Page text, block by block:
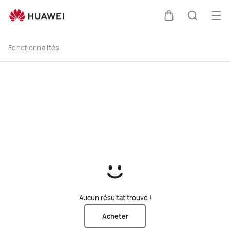
buy
Fonctionnalités
Aucun résultat trouvé !
Acheter